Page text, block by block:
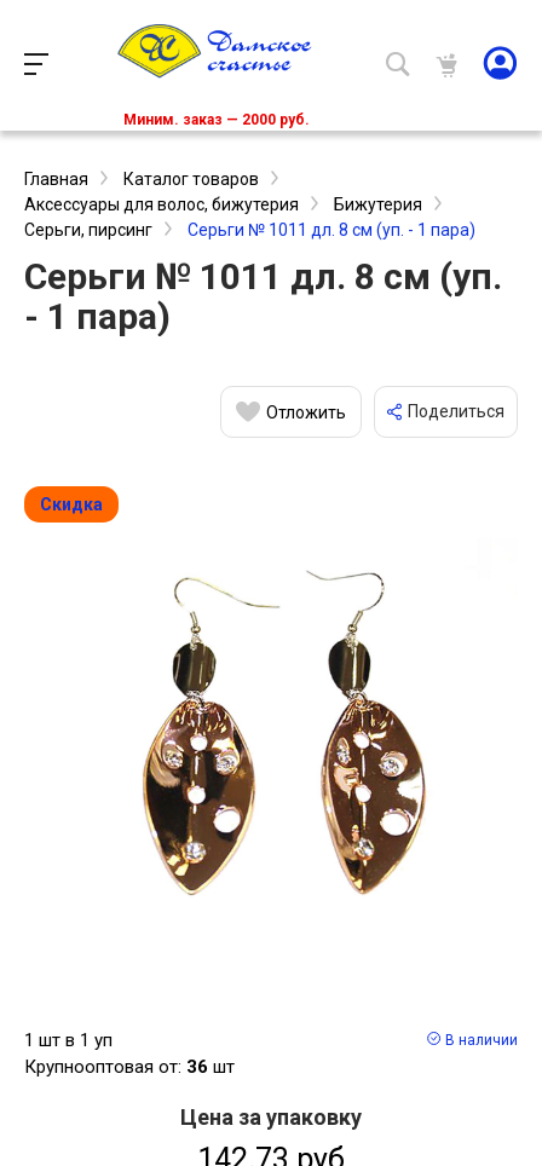
Миним. заказ — 2000 руб.
Главная
Каталог товаров
Аксессуары для волос, бижутерия
Бижутерия
Серьги, пирсинг
Серьги № 1011 дл. 8 см (уп. - 1 пара)
Серьги № 1011 дл. 8 см (уп.
- 1 пара)
Отложить Поделиться
Скидка
1 шт в 1 уп
Крупнооптовая от: 36 шт
В наличии
Цена за упаковку